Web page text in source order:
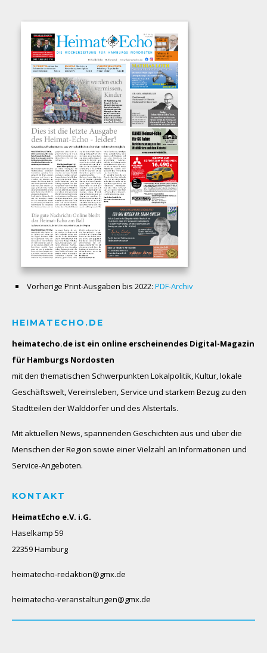
Vorherige Print-Ausgaben bis 2022: PDF-Archiv
HEIMATECHO.DE
heimatecho.de ist ein online erscheinendes Digital-Magazin
für Hamburgs Nordosten
mit den thematischen Schwerpunkten Lokalpolitik, Kultur, lokale
Geschäftswelt, Vereinsleben, Service und starkem Bezug zu den
Stadtteilen der Walddörfer und des Alstertals.
Mit aktuellen News, spannenden Geschichten aus und über die
Menschen der Region sowie einer Vielzahl an Informationen und
Service-Angeboten.
KONTAKT
HeimatEcho e.V. i.G.
Haselkamp 59
22359 Hamburg
heimatecho-redaktion@gmx.de
heimatecho-veranstaltungen@gmx.de